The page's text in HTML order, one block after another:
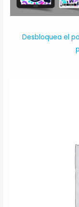
Desbloquea el